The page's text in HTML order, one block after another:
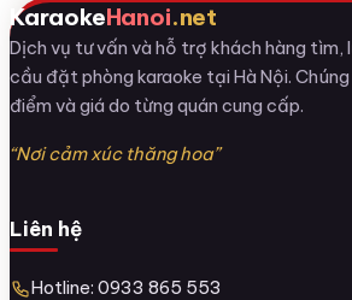
KaraokeHanoi.net
Dịch vụ tư vấn và hỗ trợ khách hàng tìm,
cầu đặt phòng karaoke tại Hà Nội.
điểm và giá do từng quán cung cấp.
“Nơi cảm xúc thăng hoa”
Liên hệ
Hotline: 0933 865 553